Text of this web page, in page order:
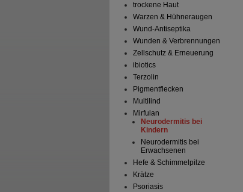
trockene Haut
Warzen & Hühneraugen
Wund-Antiseptika
Wunden & Verbrennungen
Zellschutz & Erneuerung
ibiotics
Terzolin
Pigmentflecken
Multilind
Mirfulan
Neurodermitis bei
Kindern
Neurodermitis bei
Erwachsenen
Hefe & Schimmelpilze
Krätze
Psoriasis